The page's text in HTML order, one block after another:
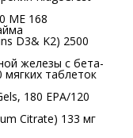
МЕ 168
D3& K2) 2500
железы с бета-
21st Century 125 мг 60 мягких таблеток
180 EPA/120
Citrate) 133 мг